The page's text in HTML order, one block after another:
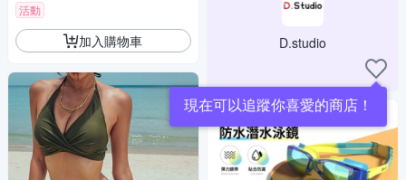
活動
加入購物車 D.studio